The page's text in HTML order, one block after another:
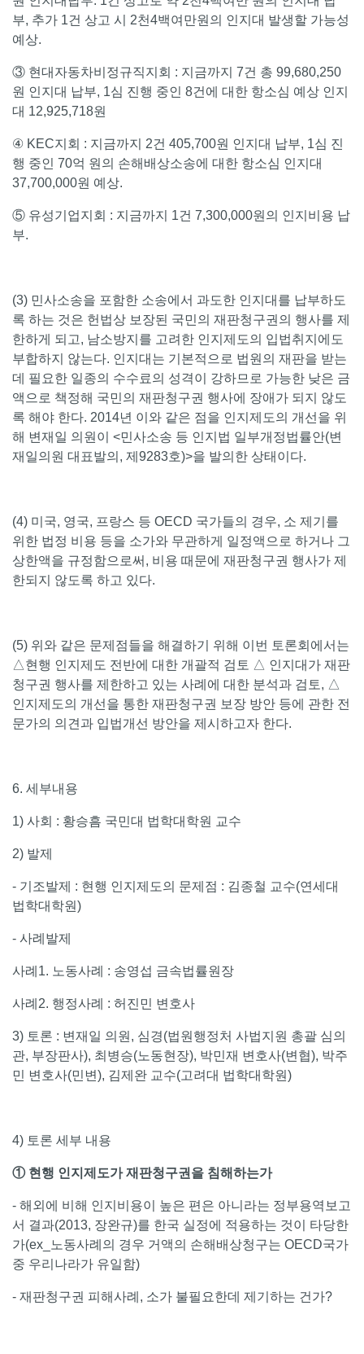
부, 추가 1건 상고 시 2천4백여만원의 인지대 발생할 가능성
예상.
③ 현대자동차비정규직지회 : 지금까지 7건 총 99,680,250
원 인지대 납부, 1심 진행 중인 8건에 대한 항소심 예상 인지
대 12,925,718원
④ KEC지회 : 지금까지 2건 405,700원 인지대 납부, 1심 진
행 중인 70억 원의 손해배상소송에 대한 항소심 인지대
37,700,000원 예상.
⑤ 유성기업지회 : 지금까지 1건 7,300,000원의 인지비용 납
부.
(3) 민사소송을 포함한 소송에서 과도한 인지대를 납부하도
록 하는 것은 헌법상 보장된 국민의 재판청구권의 행사를 제
한하게 되고, 남소방지를 고려한 인지제도의 입법취지에도
부합하지 않는다. 인지대는 기본적으로 법원의 재판을 받는
데 필요한 일종의 수수료의 성격이 강하므로 가능한 낮은 금
액으로 책정해 국민의 재판청구권 행사에 장애가 되지 않도
록 해야 한다. 2014년 이와 같은 점을 인지제도의 개선을 위
해 변재일 의원이 <민사소송 등 인지법 일부개정법률안(변
재일의원 대표발의, 제9283호)>을 발의한 상태이다.
(4) 미국, 영국, 프랑스 등 OECD 국가들의 경우, 소 제기를
위한 법정 비용 등을 소가와 무관하게 일정액으로 하거나 그
상한액을 규정함으로써, 비용 때문에 재판청구권 행사가 제
한되지 않도록 하고 있다.
(5) 위와 같은 문제점들을 해결하기 위해 이번 토론회에서는
△현행 인지제도 전반에 대한 개괄적 검토 △ 인지대가 재판
청구권 행사를 제한하고 있는 사례에 대한 분석과 검토, △
인지제도의 개선을 통한 재판청구권 보장 방안 등에 관한 전
문가의 의견과 입법개선 방안을 제시하고자 한다.
6. 세부내용
1) 사회 : 황승흠 국민대 법학대학원 교수
2) 발제
- 기조발제 : 현행 인지제도의 문제점 : 김종철 교수(연세대
법학대학원)
- 사례발제
사례1. 노동사례 : 송영섭 금속법률원장
사례2. 행정사례 : 허진민 변호사
3) 토론 : 변재일 의원, 심경(법원행정처 사법지원 총괄 심의
관, 부장판사), 최병승(노동현장), 박민재 변호사(변협), 박주
민 변호사(민변), 김제완 교수(고려대 법학대학원)
4) 토론 세부 내용
① 현행 인지제도가 재판청구권을 침해하는가
- 해외에 비해 인지비용이 높은 편은 아니라는 정부용역보고
서 결과(2013, 장완규)를 한국 실정에 적용하는 것이 타당한
가(ex_노동사례의 경우 거액의 손해배상청구는 OECD국가
중 우리나라가 유일함)
- 재판청구권 피해사례, 소가 불필요한데 제기하는 건가?